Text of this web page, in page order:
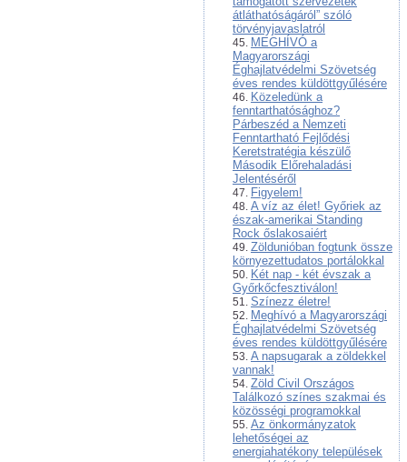
átláthatóságáról” szóló
törvényjavaslatról
MEGHÍVÓ a
Magyarországi
Éghajlatvédelmi Szövetség
éves rendes küldöttgyűlésére
Közeledünk a
fenntarthatósághoz?
Párbeszéd a Nemzeti
Fenntartható Fejlődési
Keretstratégia készülő
Második Előrehaladási
Jelentéséről
Figyelem!
A víz az élet! Győriek az
észak-amerikai Standing
Rock őslakosaiért
Zöldunióban fogtunk össze
környezettudatos portálokkal
Két nap - két évszak a
Győrkőcfesztiválon!
Színezz életre!
Meghívó a Magyarországi
Éghajlatvédelmi Szövetség
éves rendes küldöttgyűlésére
A napsugarak a zöldekkel
vannak!
Zöld Civil Országos
Találkozó színes szakmai és
közösségi programokkal
Az önkormányzatok
lehetőségei az
energiahatékony települések